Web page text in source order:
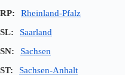
RP:
Rheinland-Pfalz
SL:
Saarland
SN:
Sachsen
ST:
Sachsen-Anhalt